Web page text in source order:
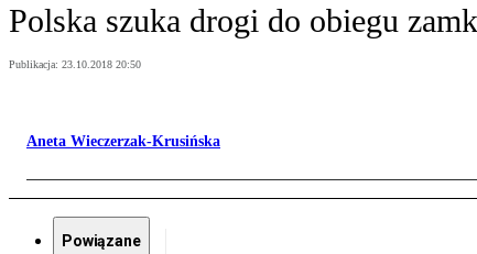
Polska szuka drogi do obiegu
Publikacja: 23.10.2018 20:50
Aneta Wieczerzak-Krusińska
Powiązane